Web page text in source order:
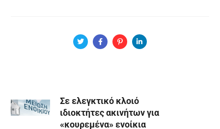
Σε ελεγκτικό κλοιό
ιδιοκτήτες ακινήτων για
«κουρεμένα» ενοίκια